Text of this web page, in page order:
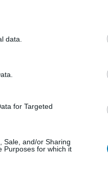
data.
for Targeted
Sale, and/or Sharing
Purposes for which it
sorozat
is, akik ismerik a
oltak
meg annyira,
három